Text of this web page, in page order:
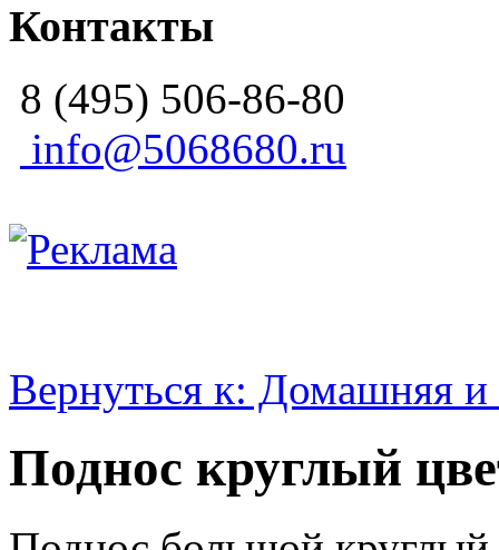
Контакты
8 (495) 506-86-80
info@5068680.ru
Вернуться к: Домашняя и
Поднос круглый